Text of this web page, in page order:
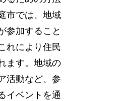
市では、地域
参加すること
れにより住民
ます。地域の
活動など、参
イベントを通